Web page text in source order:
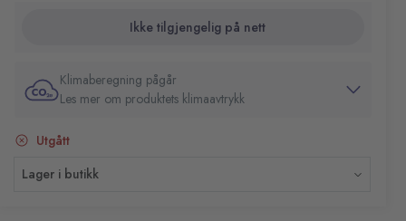
Ikke tilgjengelig på nett
Klimaberegning pågår
Les mer om produktets klimaavtrykk
Utgått
Lager i butikk